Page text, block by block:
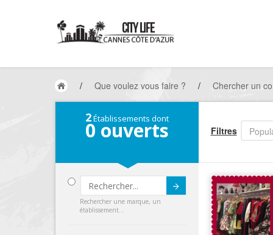
/ Que voulez vous faire ? / Chercher un
2Établissements dont
0 ouverts
Submit
Rechercher une marque, un
établissement...
Filtres